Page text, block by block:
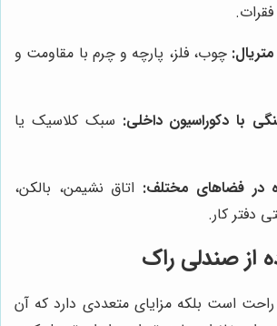
چوب، فلز، پارچه و چرم با مقاومت و
با دکوراسیون داخلی: سبک کلاسیک یا
در فضاهای مختلف: اتاق نشیمن، بالکن،
دفتر کار.
از صندلی راک
است بلکه مزایای متعددی دارد که آن